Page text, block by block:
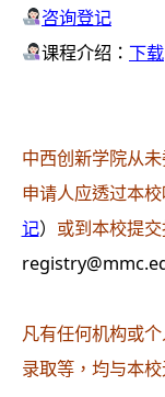
咨询登记
课程介绍： 下载
中西创新学院从
申请人应透过本
记） 或到本校提
凡有任何机构或
录取等，均与本